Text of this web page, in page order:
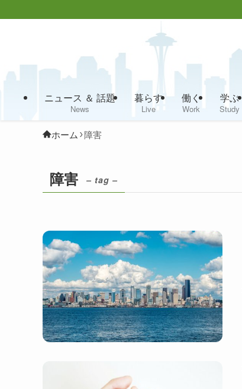
ニュース ＆ 話題
News
暮らす
Live
働く
Work
学ぶ
Study
ホーム 障害
障害 – tag –